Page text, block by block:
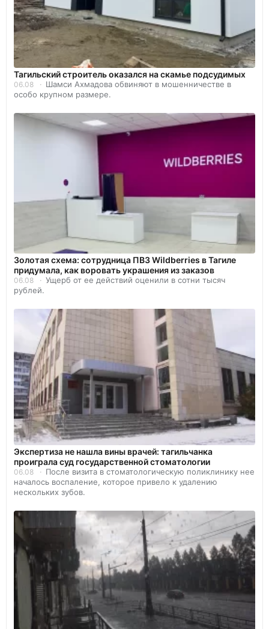
Тагильский строитель оказался на скамье подсудимых
06.08
Шамси Ахмадова обвиняют в мошенничестве в
особо крупном размере.
Золотая схема: сотрудница ПВЗ Wildberries в Тагиле
придумала, как воровать украшения из заказов
06.08
Ущерб от ее действий оценили в сотни тысяч
рублей.
Экспертиза не нашла вины врачей: тагильчанка
проиграла суд государственной стоматологии
06.08
После визита в стоматологическую поликлинику нее
началось воспаление, которое привело к удалению
нескольких зубов.